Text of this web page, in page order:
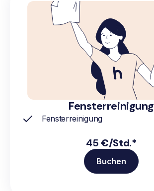
Fensterreinigung
Fensterreinigung
45€/Std.*
Buchen